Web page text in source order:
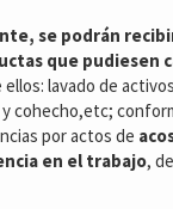
se podrán
que pudiesen
lavado de
cohecho,etc;
por actos de
en el trabajo,